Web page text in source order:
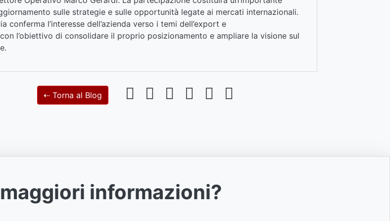
sulle strategie e sulle opportunità legate ai mercati internazionali.
conferma l’interesse dell’azienda verso i temi dell’export e
l’obiettivo di consolidare il proprio posizionamento e ampliare la visione sul
⇠ Torna al Blog
informazioni?